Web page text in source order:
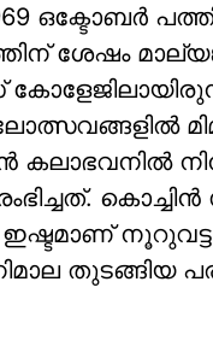
ഒക്ടോബര്‍
ശേഷം
ഇഷ്ടമാണ്
തുടങ്ങിയ